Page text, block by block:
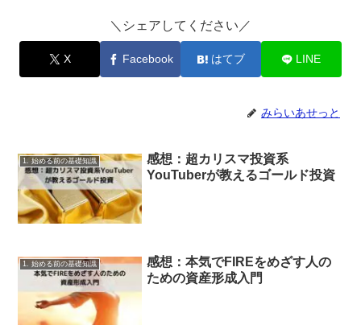
＼シェアしてください／
X Facebook はてブ LINE
みらいあせっと
1. 始める前の基礎知識
感想：超カリスマ投資系
YouTuberが教えるゴールド投資
1. 始める前の基礎知識
感想：本気でFIREをめざす人の
ための資産形成入門